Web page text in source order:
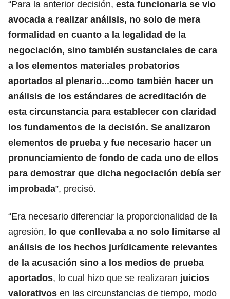
“Para la anterior decisión, esta funcionaria se vio
avocada a realizar análisis, no solo de mera
formalidad en cuanto a la legalidad de la
negociación, sino también sustanciales de cara
a los elementos materiales probatorios
aportados al plenario...como también hacer un
análisis de los estándares de acreditación de
esta circunstancia para establecer con claridad
los fundamentos de la decisión. Se analizaron
elementos de prueba y fue necesario hacer un
pronunciamiento de fondo de cada uno de ellos
para demostrar que dicha negociación debía ser
improbada”, precisó.
“Era necesario diferenciar la proporcionalidad de la
agresión, lo que conllevaba a no solo limitarse al
análisis de los hechos jurídicamente relevantes
de la acusación sino a los medios de prueba
aportados, lo cual hizo que se realizaran juicios
valorativos en las circunstancias de tiempo, modo